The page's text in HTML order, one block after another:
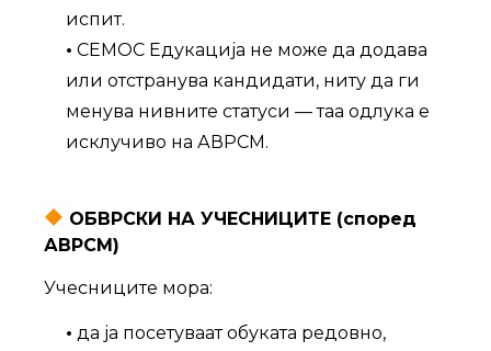
испит.
• СЕМОС Едукација не може да додава
или отстранува кандидати, ниту да ги
менува нивните статуси — таа одлука е
исклучиво на АВРСМ.
ОБВРСКИ НА УЧЕСНИЦИТЕ (според
АВРСМ)
Учесниците мора:
• да ја посетуваат обуката редовно,